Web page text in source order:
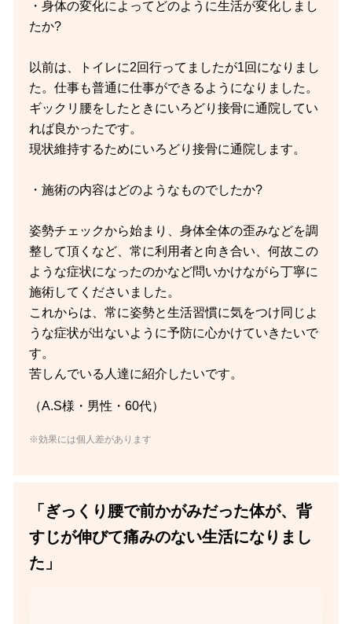
・身体の変化によってどのように生活が変化しまし
たか?
以前は、トイレに2回行ってましたが1回になりまし
た。仕事も普通に仕事ができるようになりました。
ギックリ腰をしたときにいろどり接骨に通院してい
れば良かったです。
現状維持するためにいろどり接骨に通院します。
・施術の内容はどのようなものでしたか?
姿勢チェックから始まり、身体全体の歪みなどを調
整して頂くなど、常に利用者と向き合い、何故この
ような症状になったのかなど問いかけながら丁寧に
施術してくださいました。
これからは、常に姿勢と生活習慣に気をつけ同じよ
うな症状が出ないように予防に心かけていきたいで
す。
苦しんでいる人達に紹介したいです。
（A.S様・男性・60代）
※効果には個人差があります
「ぎっくり腰で前かがみだった体が、背
すじが伸びて痛みのない生活になりまし
た」